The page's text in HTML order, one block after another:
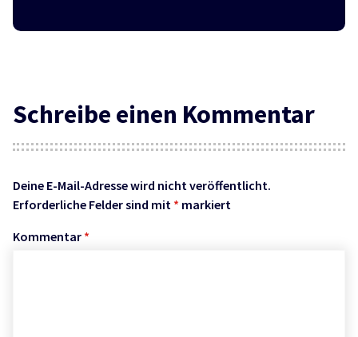
Schreibe einen Kommentar
Deine E-Mail-Adresse wird nicht veröffentlicht.
Erforderliche Felder sind mit * markiert
Kommentar *